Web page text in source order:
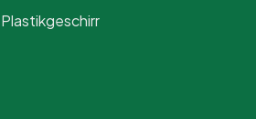
Plastikgeschirr